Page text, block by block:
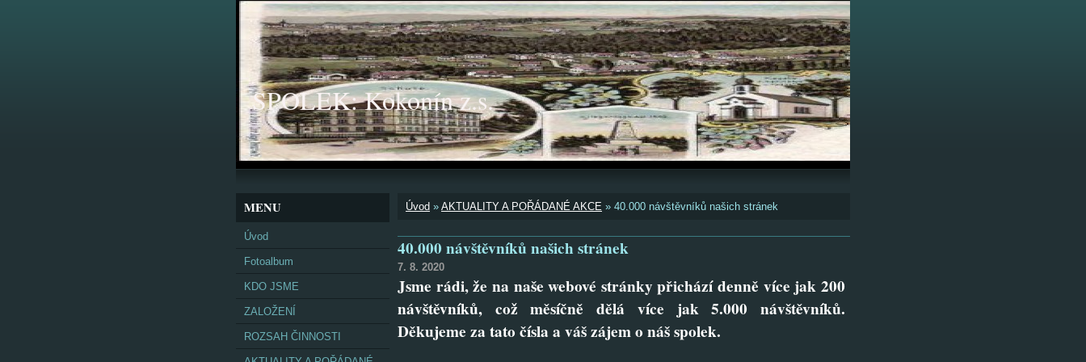
SPOLEK: Kokonín z.s.
Úvod » AKTUALITY A POŘÁDANÉ AKCE » 40.000 návštěvníků našich stránek
40.000 návštěvníků našich stránek
7. 8. 2020
Jsme rádi, že na naše webové stránky přichází denně více jak 200
návštěvníků, což měsíčně dělá více jak 5.000 návštěvníků.
Děkujeme za tato čísla a váš zájem o náš spolek.
MENU
Úvod
Fotoalbum
KDO JSME
ZALOŽENÍ
ROZSAH ČINNOSTI